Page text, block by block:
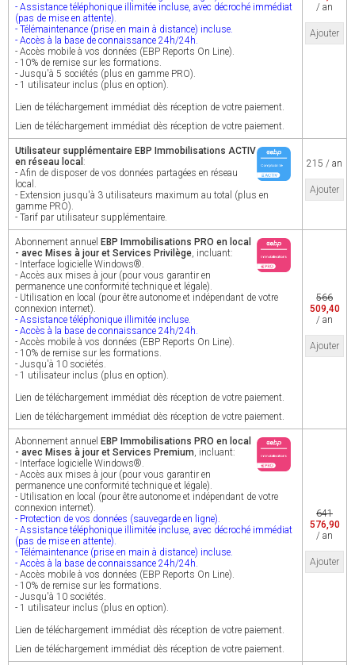
- Assistance téléphonique illimitée incluse, avec décroché immédiat
(pas de mise en attente).
- Télémaintenance (prise en main à distance) incluse.
- Accès à la base de connaissance 24h/24h.
- Accès mobile à vos données (EBP Reports On Line).
- 10% de remise sur les formations.
- Jusqu'à 5 sociétés (plus en gamme PRO).
- 1 utilisateur inclus (plus en option).
Lien de téléchargement immédiat dès réception de votre paiement.
Lien de téléchargement immédiat dès réception de votre paiement.
/ an
Ajouter
Utilisateur supplémentaire EBP Immobilisations ACTIV
en réseau local :
- Afin de disposer de vos données partagées en réseau
local.
- Extension jusqu'à 3 utilisateurs maximum au total (plus en
gamme PRO).
- Tarif par utilisateur supplémentaire.
215 / an
Ajouter
Abonnement annuel EBP Immobilisations PRO en local
- avec Mises à jour et Services Privilège, incluant:
- Interface logicielle Windows®.
- Accès aux mises à jour (pour vous garantir en
permanence une conformité technique et légale).
- Utilisation en local (pour être autonome et indépendant de votre
connexion internet).
- Assistance téléphonique illimitée incluse.
- Accès à la base de connaissance 24h/24h.
- Accès mobile à vos données (EBP Reports On Line).
- 10% de remise sur les formations.
- Jusqu'à 10 sociétés.
- 1 utilisateur inclus (plus en option).
Lien de téléchargement immédiat dès réception de votre paiement.
Lien de téléchargement immédiat dès réception de votre paiement.
566
509,40
/ an
Ajouter
Abonnement annuel EBP Immobilisations PRO en local
- avec Mises à jour et Services Premium, incluant:
- Interface logicielle Windows®.
- Accès aux mises à jour (pour vous garantir en
permanence une conformité technique et légale).
- Utilisation en local (pour être autonome et indépendant de votre
connexion internet).
- Protection de vos données (sauvegarde en ligne).
- Assistance téléphonique illimitée incluse, avec décroché immédiat
(pas de mise en attente).
- Télémaintenance (prise en main à distance) incluse.
- Accès à la base de connaissance 24h/24h.
- Accès mobile à vos données (EBP Reports On Line).
- 10% de remise sur les formations.
- Jusqu'à 10 sociétés.
- 1 utilisateur inclus (plus en option).
Lien de téléchargement immédiat dès réception de votre paiement.
Lien de téléchargement immédiat dès réception de votre paiement.
641
576,90
/ an
Ajouter